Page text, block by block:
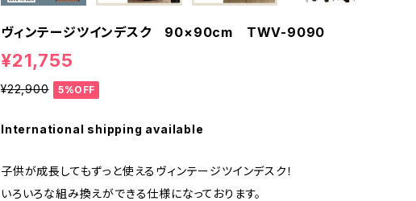
ヴィンテージツインデスク 90×90cm TWV-9090
¥21,755
¥22,900 5%OFF
International shipping available
子供が成長してもずっと使えるヴィンテージツインデスク！
いろいろな組み換えができる仕様になっております。